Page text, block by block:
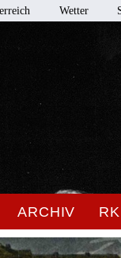
Wetter
ARCHIV